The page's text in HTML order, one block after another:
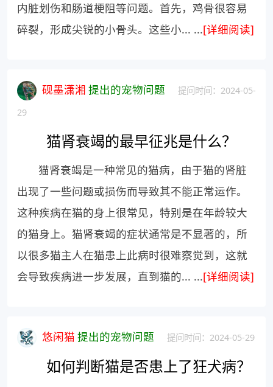
内脏划伤和肠道梗阻等问题。首先，鸡骨很容易
碎裂，形成尖锐的小骨头。这些小... ...[详细阅读]
砚墨潇湘 提出的宠物问题
提问时间：2024-05-
29
猫肾衰竭的最早征兆是什么？
猫肾衰竭是一种常见的猫病，由于猫的肾脏
出现了一些问题或损伤而导致其不能正常运作。
这种疾病在猫的身上很常见，特别是在年龄较大
的猫身上。猫肾衰竭的症状通常是不显著的，所
以很多猫主人在猫患上此病时很难察觉到，这就
会导致疾病进一步发展，直到猫的... ...[详细阅读]
悠闲猫 提出的宠物问题 提问时间：2024-05-29
如何判断猫是否患上了狂犬病？